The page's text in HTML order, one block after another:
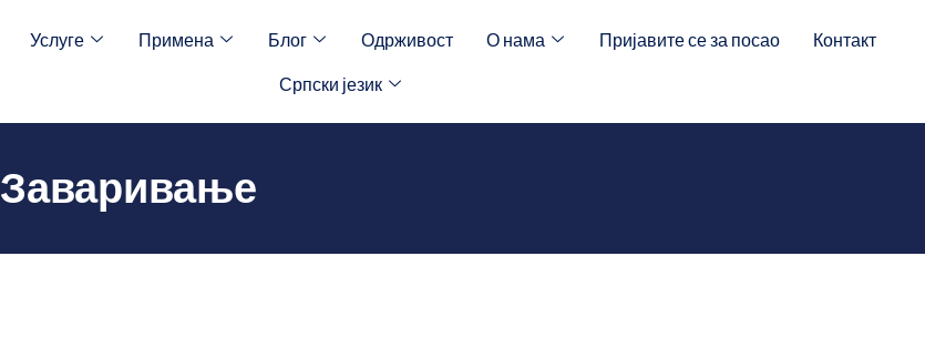
Услуге Примена Блог Одрживост О нама Пријавите се за посао
Контакт
Српски језик
Заваривање